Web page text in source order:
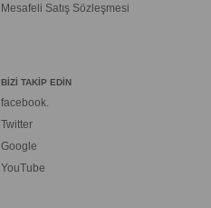
Mesafeli Satış Sözleşmesi
BİZİ TAKİP EDİN
facebook.
Twitter
Google
YouTube